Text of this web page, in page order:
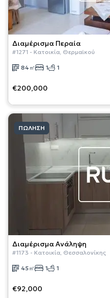
Διαμέρισμα Περαία
#1271 - Κατοικία, Θερμαϊκού
84 ㎡ 1 1
€200,000
ΠΏΛΗΣΗ
ΔιαμέρισμαΑνάληψη
#1173 - Κατοικία, Θεσσαλονίκης
45 ㎡ 1 1
€92,000